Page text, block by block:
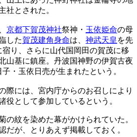
社とされた。
京都下賀茂神社祭神・ 玉依姫命の母
した賀茂建角身命は、 神武天皇 を先
り、さらに山代国岡田の賀茂に移
山基に鎮座。丹波国神野の伊賀古夜
・玉依日売が生まれたという。
際には、宮内庁からのお召しにより
役として参加しているという。
の紋を染めた幕がかけられていた。
だが、とりあえず掲載しておく。